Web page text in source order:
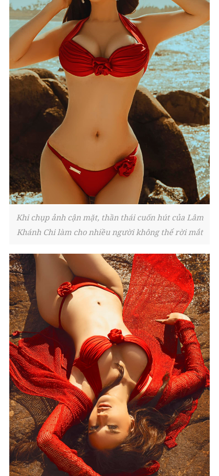
Khi chụp ảnh cận mặt, thần thái cuốn hút của Lâm
Khánh Chi làm cho nhiều người không thể rời mắt